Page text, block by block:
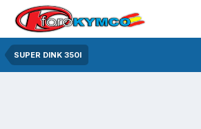
SUPER DINK 350I